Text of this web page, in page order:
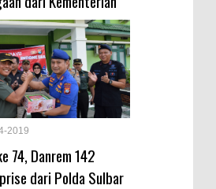
2019
74, Danrem 142
dari Polda Sulbar